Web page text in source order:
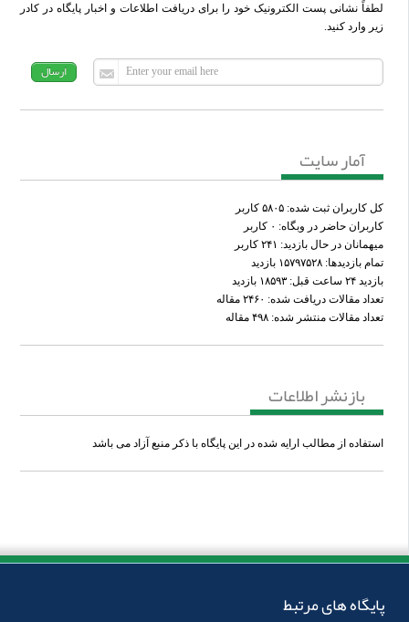
لطفاً نشانی پست الکترونیک خود را برای دریافت اطلاعات و اخبار پایگاه در کادر
زیر وارد کنید.
آمار سایت
کل کاربران ثبت شده: ۵۸۰۵ کاربر
کاربران حاضر در وبگاه: ۰ کاربر
میهمانان در حال بازدید: ۲۴۱ کاربر
تمام بازدید‌ها: ۱۵۷۹۷۵۲۸ بازدید
بازدید ۲۴ ساعت قبل: ۱۸۵۹۳ بازدید
تعداد مقالات دریافت شده: ۲۴۶۰ مقاله
تعداد مقالات منتشر شده: ۴۹۸ مقاله
بازنشر اطلاعات
استفاده از مطالب ارایه شده در این پایگاه با ذکر منبع آزاد می باشد
پایگاه های مرتبط